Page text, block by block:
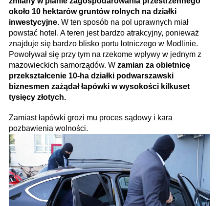
około 10 hektarów gruntów rolnych na działki
inwestycyjne. W ten sposób na pol uprawnych miał
powstać hotel. A teren jest bardzo atrakcyjny, ponieważ
znajduje się bardzo blisko portu lotniczego w Modlinie.
Powoływał się przy tym na rzekome wpływy w jednym z
mazowieckich samorządów. W zamian za obietnicę
przekształcenie 10-ha działki podwarszawski
biznesmen zażądał łapówki w wysokości kilkuset
tysięcy złotych.
Zamiast łapówki grozi mu proces sądowy i kara
pozbawienia wolności.